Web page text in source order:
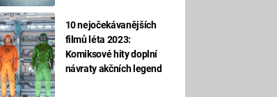
10 nejočekávanějších
filmů léta 2023:
Komiksové hity doplní
návraty akčních legend